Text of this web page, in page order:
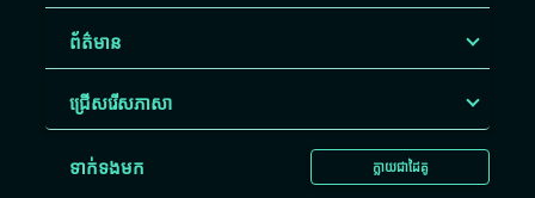
ព័ត៌មាន
ជ្រើសរើស​ភាសា
ក្លាយជាដៃគូ
ទាក់ទងមក